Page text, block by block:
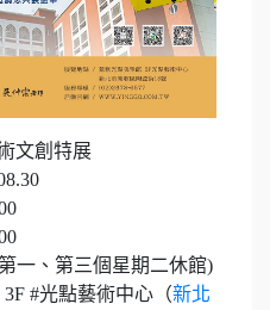
文創特展
一、第三個星期二休館)
3F #光點藝術中心（新北